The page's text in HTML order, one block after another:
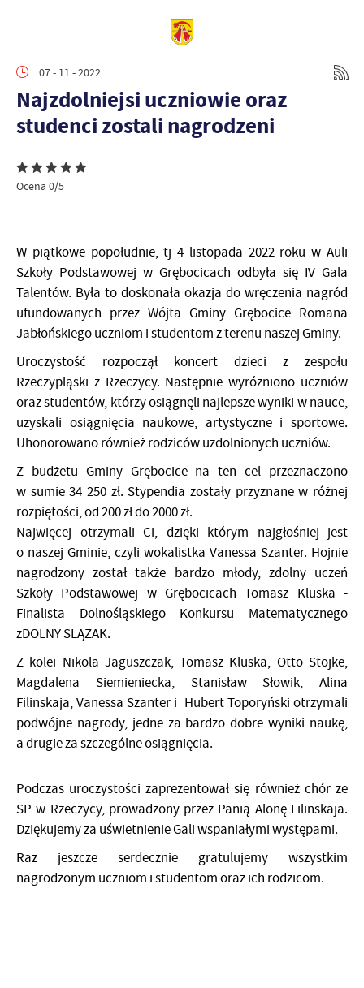
07 - 11 - 2022
Najzdolniejsi uczniowie oraz
studenci zostali nagrodzeni
Ocena 0/5
W piątkowe popołudnie, tj 4 listopada 2022 roku w Auli
Szkoły Podstawowej w Grębocicach odbyła się IV Gala
Talentów. Była to doskonała okazja do wręczenia nagród
ufundowanych przez Wójta Gminy Grębocice Romana
Jabłońskiego uczniom i studentom z terenu naszej Gminy.
Uroczystość rozpoczął koncert dzieci z zespołu
Rzeczypląski z Rzeczycy. Następnie wyróżniono uczniów
oraz studentów, którzy osiągnęli najlepsze wyniki w nauce,
uzyskali osiągnięcia naukowe, artystyczne i sportowe.
Uhonorowano również rodziców uzdolnionych uczniów.
Z budżetu Gminy Grębocice na ten cel przeznaczono
w sumie 34 250 zł. Stypendia zostały przyznane w różnej
rozpiętości, od 200 zł do 2000 zł.
Najwięcej otrzymali Ci, dzięki którym najgłośniej jest
o naszej Gminie, czyli wokalistka Vanessa Szanter. Hojnie
nagrodzony został także bardzo młody, zdolny uczeń
Szkoły Podstawowej w Grębocicach Tomasz Kluska -
Finalista Dolnośląskiego Konkursu Matematycznego
zDOLNY SLĄZAK.
Z kolei Nikola Jaguszczak, Tomasz Kluska, Otto Stojke,
Magdalena Siemieniecka, Stanisław Słowik, Alina
Filinskaja, Vanessa Szanter i Hubert Toporyński otrzymali
podwójne nagrody, jedne za bardzo dobre wyniki naukę,
a drugie za szczególne osiągnięcia.
Podczas uroczystości zaprezentował się również chór ze
SP w Rzeczycy, prowadzony przez Panią Alonę Filinskaja.
Dziękujemy za uświetnienie Gali wspaniałymi występami.
Raz jeszcze serdecznie gratulujemy wszystkim
nagrodzonym uczniom i studentom oraz ich rodzicom.